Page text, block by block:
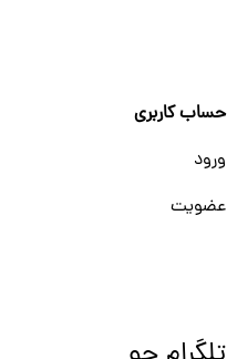
حساب کاربری
ورود
عضویت